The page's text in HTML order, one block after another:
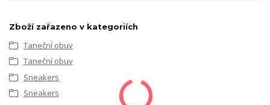
Zboží zařazeno v kategoriích
Taneční obuv
Taneční obuv
Sneakers
Sneakers